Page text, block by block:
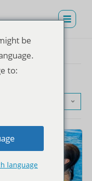
be
to:
language